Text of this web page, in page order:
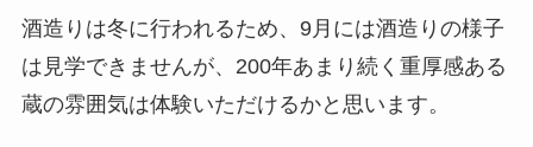
酒造りは冬に行われるため、9月には酒造りの様子
は見学できませんが、200年あまり続く重厚感ある
蔵の雰囲気は体験いただけるかと思います。